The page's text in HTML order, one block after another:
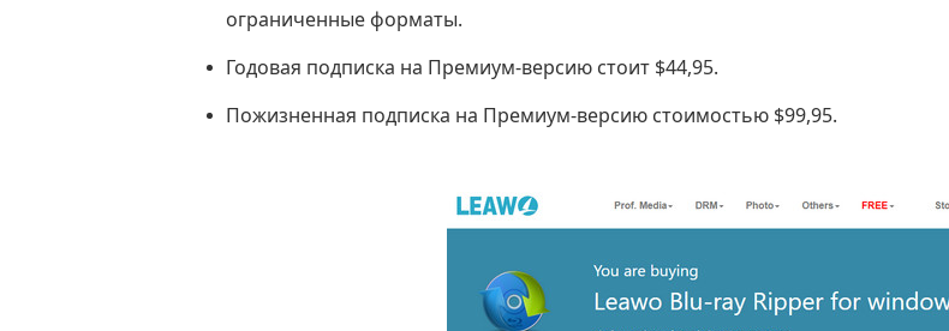
ограниченные форматы.
Годовая подписка на Премиум-версию стоит $44,95.
Пожизненная подписка на Премиум-версию стоимостью $99,95.